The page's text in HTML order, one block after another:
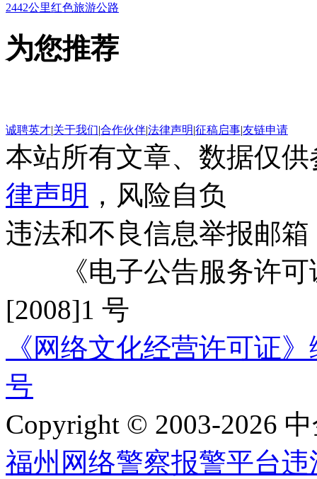
2442公里红色旅游公路
为您推荐
诚聘英才|关于我们|合作伙伴|法律声明|征稿启事|友链申请
本站所有文章、数据仅
律声明 ，风险自负
违法和不良信息举报邮箱
《电子公告服务许可
[2008]1 号
《网络文化经营许可证
号
Copyright © 2003-2026
福州网络警察报警平台违